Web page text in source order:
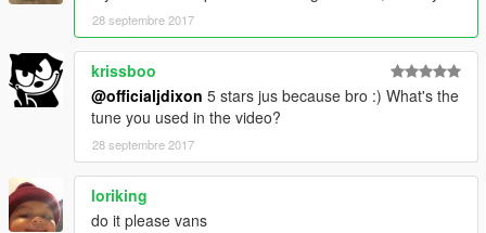
28 septembre 2017
krissboo
@officialjdixon 5 stars jus because bro :) What's the
tune you used in the video?
28 septembre 2017
loriking
do it please vans